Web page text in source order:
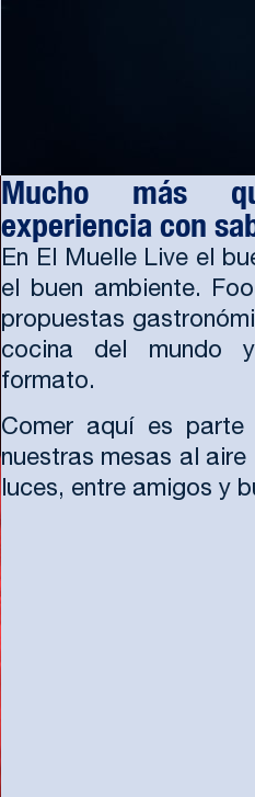
Mucho más
experiencia con
En El Muelle Live el
el buen ambiente.
propuestas
cocina del mundo
formato.
Comer aquí es
nuestras mesas al
luces, entre amigos y